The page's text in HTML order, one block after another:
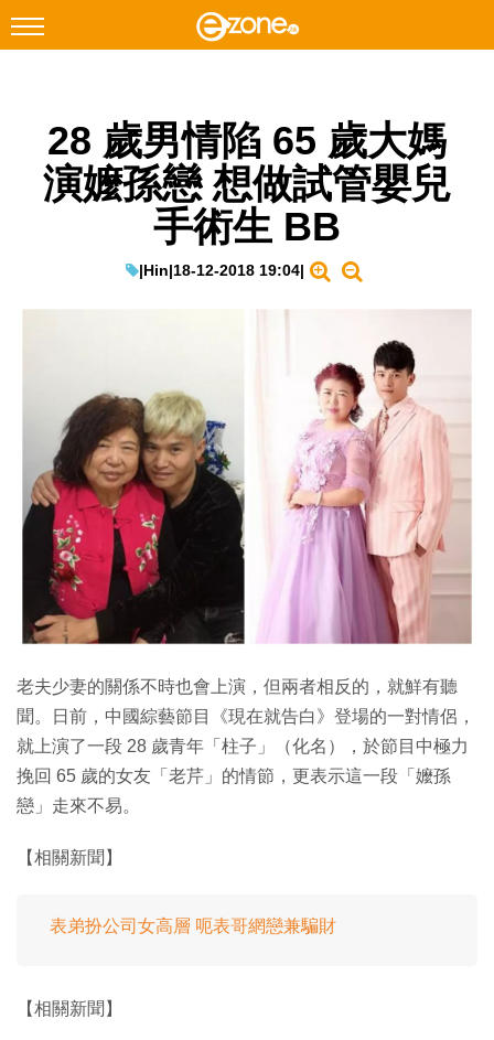
Facebook Instagram
科技焦點
教學評測
生成式AI與雲端應用
Enterprise Digital Transformation
特集
28 歲男情陷 65 歲大媽
演嬤孫戀 想做試管嬰兒
手術生 BB
|Hin|18-12-2018 19:04|
老夫少妻的關係不時也會上演，但兩者相反的，就鮮有聽
聞。日前，中國綜藝節目《現在就告白》登場的一對情侶，
就上演了一段 28 歲青年「柱子」（化名），於節目中極力
挽回 65 歲的女友「老芹」的情節，更表示這一段「嬤孫
戀」走來不易。
【相關新聞】
表弟扮公司女高層 呃表哥網戀兼騙財
【相關新聞】